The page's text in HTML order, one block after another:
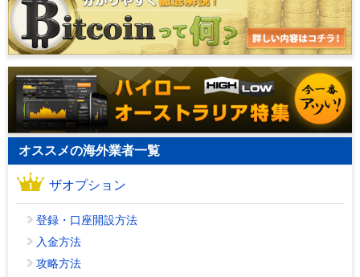
オススメの海外業者一覧
ザオプション
登録・口座開設方法
入金方法
攻略方法